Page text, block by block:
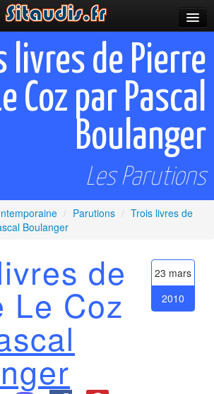
livres de Pierre
Coz par Pascal
Boulanger
Les Parutions
/ Parutions / Trois livres de
Boulanger
23 mars
2010
de
Le Coz